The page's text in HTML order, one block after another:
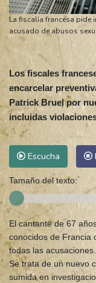
La fiscalía francesa pide
Los fiscales
encarcelar
Patrick Bruel por
incluidas
Escucha
Tamaño del texto:
El cantante de 67
conocidos de Francia
todas las acusaciones.
Se trata de un nuevo
sumida en